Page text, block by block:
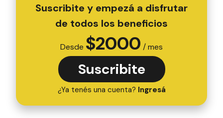
Suscribite y empezá a disfrutar
de todos los beneficios
Desde $2000 / mes
Suscribite
¿Ya tenés una cuenta? Ingresá